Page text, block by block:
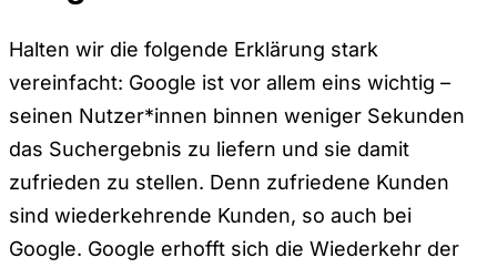
Halten wir die folgende Erklärung stark
vereinfacht: Google ist vor allem eins wichtig –
seinen Nutzer*innen binnen weniger Sekunden
das Suchergebnis zu liefern und sie damit
zufrieden zu stellen. Denn zufriedene Kunden
sind wiederkehrende Kunden, so auch bei
Google. Google erhofft sich die Wiederkehr der